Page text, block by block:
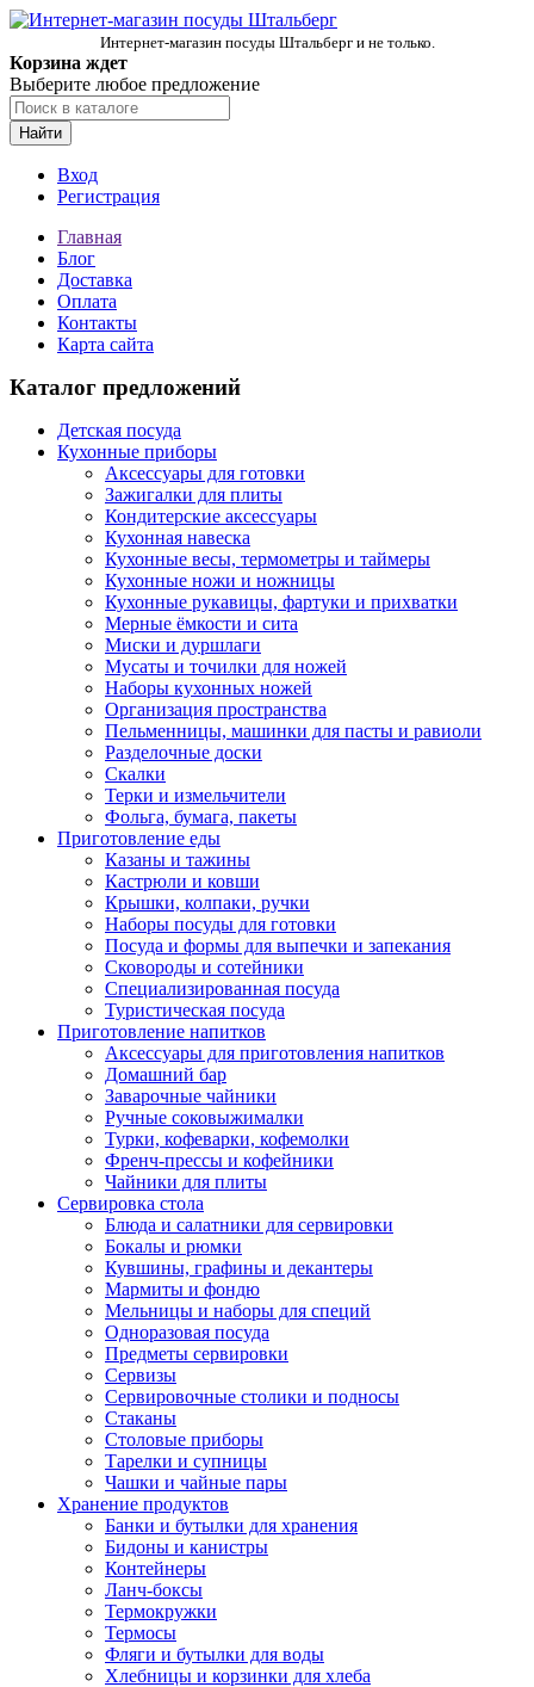
Интернет-магазин посуды Штальберг и не только.
Корзина ждет
Выберите любое предложение
Найти
Вход
Регистрация
Главная
Блог
Доставка
Оплата
Контакты
Карта сайта
Каталог предложений
Детская посуда
Кухонные приборы
Аксессуары для готовки
Зажигалки для плиты
Кондитерские аксессуары
Кухонная навеска
Кухонные весы, термометры и таймеры
Кухонные ножи и ножницы
Кухонные рукавицы, фартуки и прихватки
Мерные ёмкости и сита
Миски и дуршлаги
Мусаты и точилки для ножей
Наборы кухонных ножей
Организация пространства
Пельменницы, машинки для пасты и равиоли
Разделочные доски
Скалки
Терки и измельчители
Фольга, бумага, пакеты
Приготовление еды
Казаны и тажины
Кастрюли и ковши
Крышки, колпаки, ручки
Наборы посуды для готовки
Посуда и формы для выпечки и запекания
Сковороды и сотейники
Специализированная посуда
Туристическая посуда
Приготовление напитков
Аксессуары для приготовления напитков
Домашний бар
Заварочные чайники
Ручные соковыжималки
Турки, кофеварки, кофемолки
Френч-прессы и кофейники
Чайники для плиты
Сервировка стола
Блюда и салатники для сервировки
Бокалы и рюмки
Кувшины, графины и декантеры
Мармиты и фондю
Мельницы и наборы для специй
Одноразовая посуда
Предметы сервировки
Сервизы
Сервировочные столики и подносы
Стаканы
Столовые приборы
Тарелки и супницы
Чашки и чайные пары
Хранение продуктов
Банки и бутылки для хранения
Бидоны и канистры
Контейнеры
Ланч-боксы
Термокружки
Термосы
Фляги и бутылки для воды
Хлебницы и корзинки для хлеба